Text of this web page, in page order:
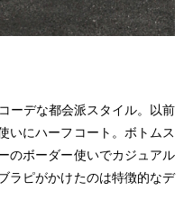
ーデな都会派スタイル。以前
いにハーフコート。ボトムス
のボーダー使いでカジュアル
ラピがかけたのは特徴的なデ